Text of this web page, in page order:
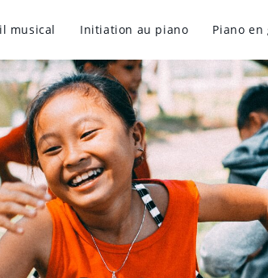
musical Initiation au piano Piano en